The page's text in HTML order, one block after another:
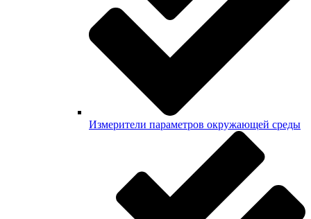
Измерители параметров окружающей среды